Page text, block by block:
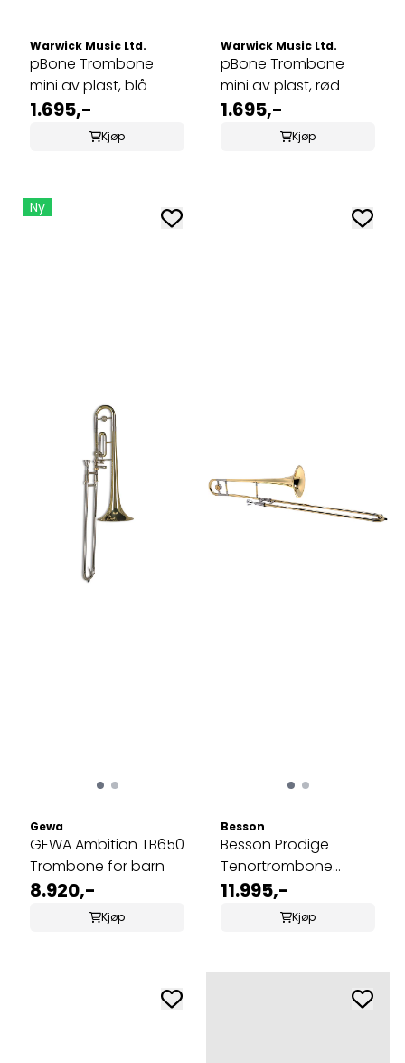
Warwick Music Ltd.
pBone Trombone
mini av plast, blå
1.695,-
Kjøp
Warwick Music Ltd.
pBone Trombone
mini av plast, rød
1.695,-
Kjøp
Ny
Gewa
GEWA Ambition TB650
Trombone for barn
8.920,-
Kjøp
Besson
Besson Prodige
Tenortrombone
BE130-1-0, lakkert
11.995,-
Kjøp